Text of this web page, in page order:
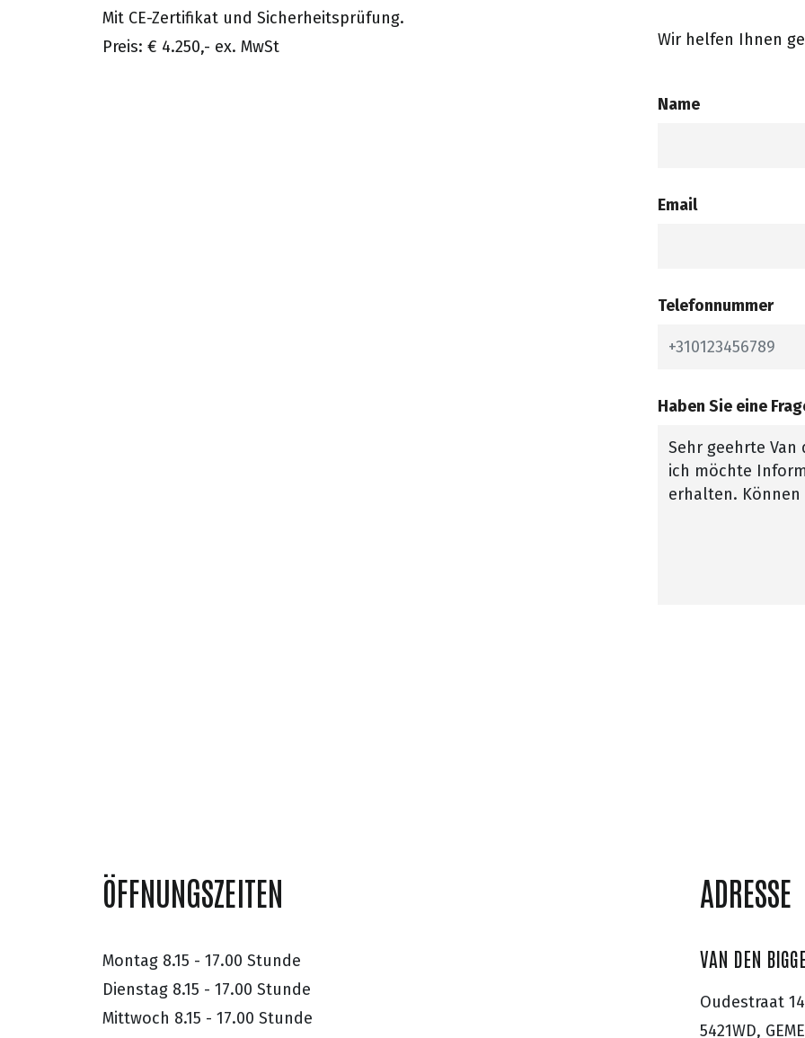
Mit CE-Zertifikat und Sicherheitsprüfung.
Preis: € 4.250,- ex. MwSt
Wir helfen Ihnen
Name
Email
Telefonnummer
Haben Sie eine
ÖFFNUNGSZEITEN
Montag 8.15 - 17.00 Stunde
Dienstag 8.15 - 17.00 Stunde
Mittwoch 8.15 - 17.00 Stunde
ADRESSE
VAN DEN
Oudestraat
5421WD,